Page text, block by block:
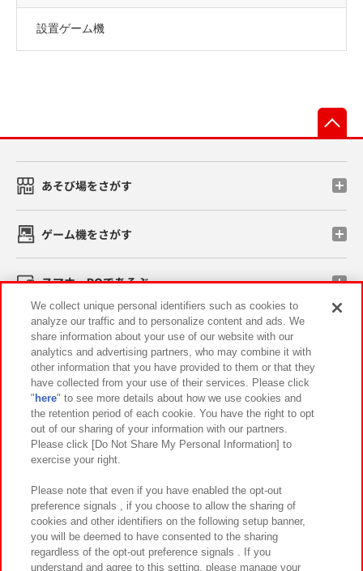
設置ゲーム機
あそび場をさがす
ゲーム機をさがす
スマホ・PCであそぶ
イベント・キャンペーン
関連会社 サステナビリティ サイトポリシー
プライバシーポリシー ウェブアクセシビリティ方針と検証結果
お取引先さまとともに
カスタマーハラスメント対応方針 よくあるご質問・お問い合わせ
We collect unique personal identifiers such as cookies to
analyze our traffic and to personalize content and ads. We
share information about your use of our website with our
analytics and advertising partners, who may combine it with
other information that you have provided to them or that they
have collected from your use of their services. Please click
" here" to see more details about how we use cookies and
the retention period of each cookie. You have the right to opt
out of our sharing of your information with our partners.
Please click [Do Not Share My Personal Information] to
exercise your right.
Please note that even if you have enabled the opt-out
preference signals , if you choose to allow the sharing of
cookies and other identifiers on the following setup banner,
you will be deemed to have consented to the sharing
regardless of the opt-out preference signals . If you
understand and agree to this setting, please manage your